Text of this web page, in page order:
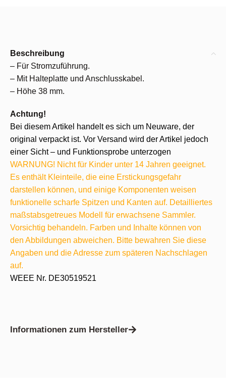
Beschreibung
– Für Stromzuführung.
– Mit Halteplatte und Anschlusskabel.
– Höhe 38 mm.
Achtung!
Bei diesem Artikel handelt es sich um Neuware, der
original verpackt ist. Vor Versand wird der Artikel jedoch
einer Sicht – und Funktionsprobe unterzogen
WARNUNG! Nicht für Kinder unter 14 Jahren geeignet.
Es enthält Kleinteile, die eine Erstickungsgefahr
darstellen können, und einige Komponenten weisen
funktionelle scharfe Spitzen und Kanten auf. Detailliertes
maßstabsgetreues Modell für erwachsene Sammler.
Vorsichtig behandeln. Farben und Inhalte können von
den Abbildungen abweichen. Bitte bewahren Sie diese
Angaben und die Adresse zum späteren Nachschlagen
auf.
WEEE Nr. DE30519521
Informationen zum Hersteller